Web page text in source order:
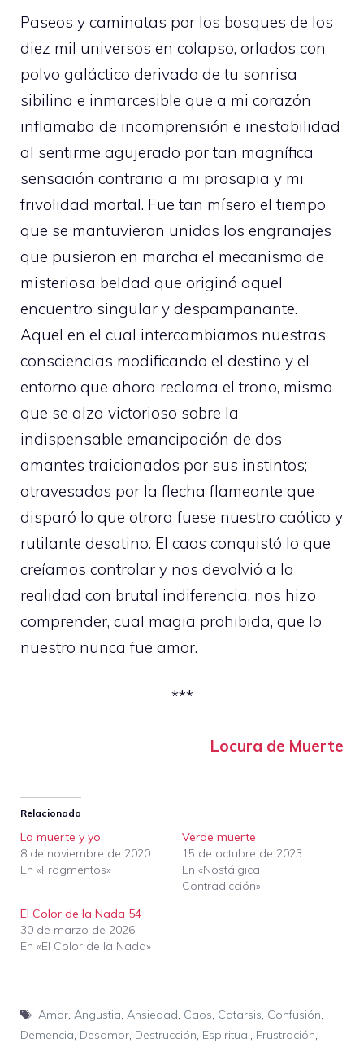
Paseos y caminatas por los bosques de los
diez mil universos en colapso, orlados con
polvo galáctico derivado de tu sonrisa
sibilina e inmarcesible que a mi corazón
inflamaba de incomprensión e inestabilidad
al sentirme agujerado por tan magnífica
sensación contraria a mi prosapia y mi
frivolidad mortal. Fue tan mísero el tiempo
que se mantuvieron unidos los engranajes
que pusieron en marcha el mecanismo de
misteriosa beldad que originó aquel
encuentro singular y despampanante.
Aquel en el cual intercambiamos nuestras
consciencias modificando el destino y el
entorno que ahora reclama el trono, mismo
que se alza victorioso sobre la
indispensable emancipación de dos
amantes traicionados por sus instintos;
atravesados por la flecha flameante que
disparó lo que otrora fuese nuestro caótico y
rutilante desatino. El caos conquistó lo que
creíamos controlar y nos devolvió a la
realidad con brutal indiferencia, nos hizo
comprender, cual magia prohibida, que lo
nuestro nunca fue amor.
***
Locura de Muerte
Relacionado
La muerte y yo
8 de noviembre de 2020
En «Fragmentos»
Verde muerte
15 de octubre de 2023
En «Nostálgica
Contradicción»
El Color de la Nada 54
30 de marzo de 2026
En «El Color de la Nada»
Etiquetas
Amor, Angustia, Ansiedad, Caos, Catarsis, Confusión,
Demencia, Desamor, Destrucción, Espiritual, Frustración,